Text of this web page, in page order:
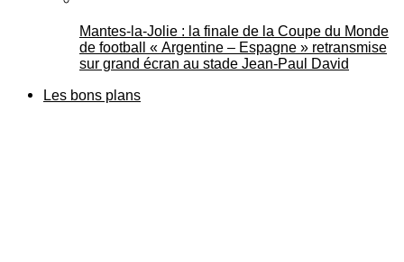
Mantes-la-Jolie : la finale de la Coupe du Monde
de football « Argentine – Espagne » retransmise
sur grand écran au stade Jean-Paul David
Les bons plans